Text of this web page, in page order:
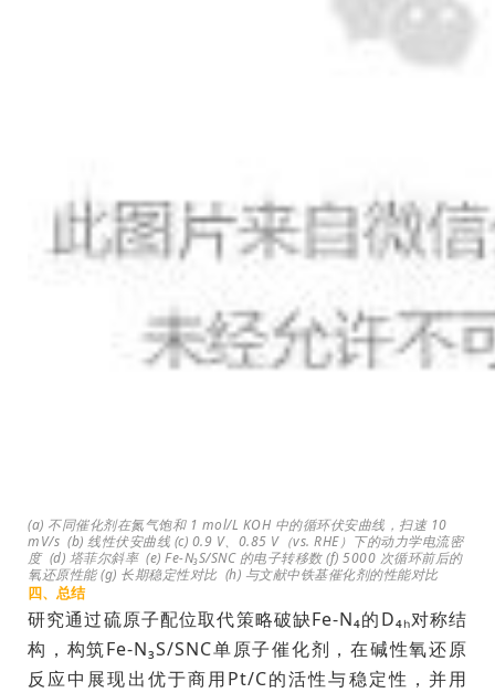
(a) 不同催化剂在氮气饱和 1 mol/L KOH 中的循环伏安曲线，扫速 10
mV/s (b) 线性伏安曲线 (c) 0.9 V、0.85 V（vs. RHE）下的动力学电流密
度 (d) 塔菲尔斜率 (e) Fe-N₃S/SNC 的电子转移数(f) 5000 次循环前后的
氧还原性能(g) 长期稳定性对比 (h) 与文献中铁基催化剂的性能对比
四、总结
研究通过硫原子配位取代策略破缺Fe-N₄的D₄ₕ对称结
构，构筑Fe-N₃S/SNC单原子催化剂，在碱性氧还原
反应中展现出优于商用Pt/C的活性与稳定性，并用